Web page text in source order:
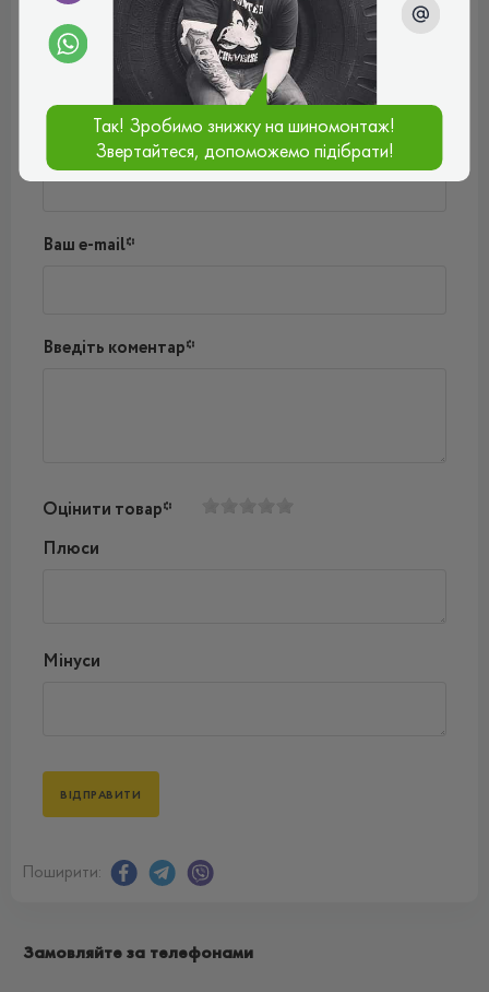
Відгуки (0)
Поки немає коментарів
Написати коментар
Ваш e-mail*
Введіть коментар*
Оцінити товар*
Плюси
Мінуси
Поширити:
Замовляйте за телефонами
Так! Зробимо знижку на шиномонтаж!
Звертайтеся, допоможемо підібрати!